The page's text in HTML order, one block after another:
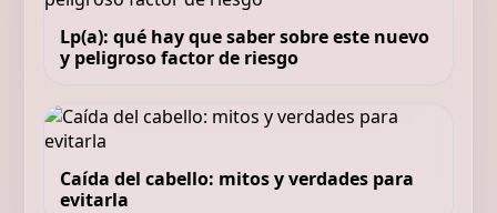
Lp(a): qué hay que saber sobre este nuevo
y peligroso factor de riesgo
Caída del cabello: mitos y verdades para
evitarla